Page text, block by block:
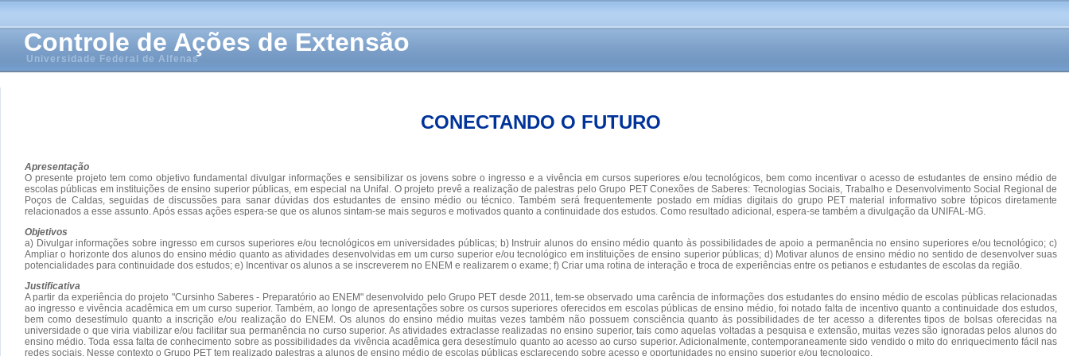
Controle de Ações de Extensão
Universidade Federal de Alfenas
CONECTANDO O FUTURO
Apresentação
O presente projeto tem como objetivo fundamental divulgar informações e sensibilizar os jovens sobre o ingresso e a vivência em cursos superiores e/ou tecnológicos, bem como incentivar o acesso de estudantes de ensino médio de
escolas públicas em instituições de ensino superior públicas, em especial na Unifal. O projeto prevê a realização de palestras pelo Grupo PET Conexões de Saberes: Tecnologias Sociais, Trabalho e Desenvolvimento Social Regional de
Poços de Caldas, seguidas de discussões para sanar dúvidas dos estudantes de ensino médio ou técnico. Também será frequentemente postado em mídias digitais do grupo PET material informativo sobre tópicos diretamente
relacionados a esse assunto. Após essas ações espera-se que os alunos sintam-se mais seguros e motivados quanto a continuidade dos estudos. Como resultado adicional, espera-se também a divulgação da UNIFAL-MG.
Objetivos
a) Divulgar informações sobre ingresso em cursos superiores e/ou tecnológicos em universidades públicas; b) Instruir alunos do ensino médio quanto às possibilidades de apoio a permanência no ensino superiores e/ou tecnológico; c)
Ampliar o horizonte dos alunos do ensino médio quanto as atividades desenvolvidas em um curso superior e/ou tecnológico em instituições de ensino superior públicas; d) Motivar alunos de ensino médio no sentido de desenvolver suas
potencialidades para continuidade dos estudos; e) Incentivar os alunos a se inscreverem no ENEM e realizarem o exame; f) Criar uma rotina de interação e troca de experiências entre os petianos e estudantes de escolas da região.
Justificativa
A partir da experiência do projeto "Cursinho Saberes - Preparatório ao ENEM" desenvolvido pelo Grupo PET desde 2011, tem-se observado uma carência de informações dos estudantes do ensino médio de escolas públicas relacionadas
ao ingresso e vivência acadêmica em um curso superior. Também, ao longo de apresentações sobre os cursos superiores oferecidos em escolas públicas de ensino médio, foi notado falta de incentivo quanto a continuidade dos estudos,
bem como desestímulo quanto a inscrição e/ou realização do ENEM. Os alunos do ensino médio muitas vezes também não possuem consciência quanto às possibilidades de ter acesso a diferentes tipos de bolsas oferecidas na
universidade o que viria viabilizar e/ou facilitar sua permanência no curso superior. As atividades extraclasse realizadas no ensino superior, tais como aquelas voltadas a pesquisa e extensão, muitas vezes são ignoradas pelos alunos do
ensino médio. Toda essa falta de conhecimento sobre as possibilidades da vivência acadêmica gera desestímulo quanto ao acesso ao curso superior. Adicionalmente, contemporaneamente sido vendido o mito do enriquecimento fácil nas
redes sociais. Nesse contexto o Grupo PET tem realizado palestras a alunos de ensino médio de escolas públicas esclarecendo sobre acesso e oportunidades no ensino superior e/ou tecnologico.